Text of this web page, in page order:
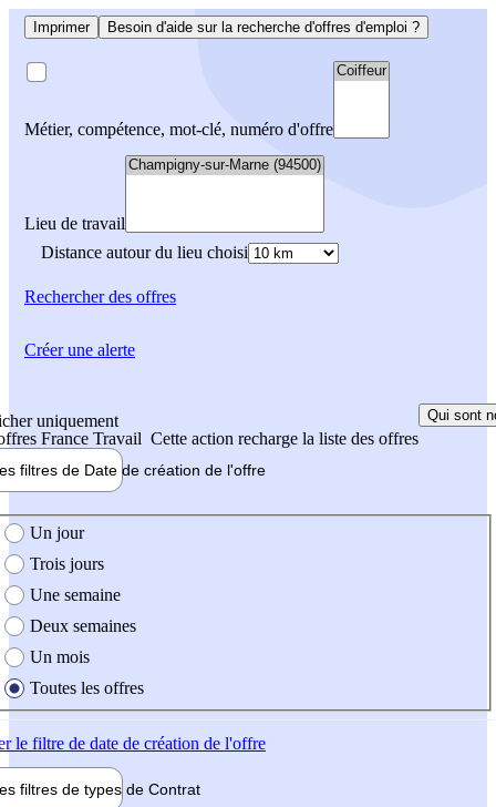
Imprimer Besoin d'aide sur la recherche d'offres d'emploi ?
Métier, compétence, mot-clé, numéro d'offre
Lieu de travail
Distance autour du lieu choisi
Rechercherdes offres
uniquement
France Travail Cette action recharge la liste des offres
Qui sont
filtres de Date de création de l'offre
création de l'offre
Un jour
Trois jours
Une semaine
Deux semaines
Un mois
Toutes les offres
le filtre de date de création de l'offre
filtres de types de Contrat
Créer une alerte